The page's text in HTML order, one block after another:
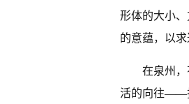
形体的大小
的意蕴，以
在泉州
活的向往——